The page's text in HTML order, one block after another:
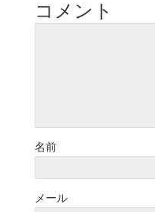
コメント
名前
メール